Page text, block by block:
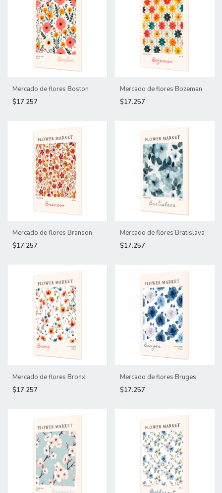
Mercado de flores Boston
$17.257
Mercado de flores Bozeman
$17.257
Mercado de flores Branson
$17.257
Mercado de flores Bratislava
$17.257
Mercado de flores Bronx
$17.257
Mercado de flores Bruges
$17.257